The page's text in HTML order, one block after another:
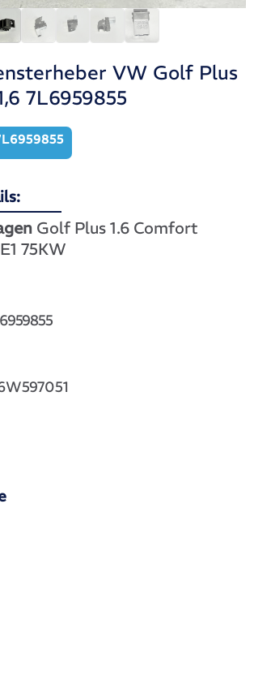
VW Golf Plus
7L6959855
Golf Plus 1.6 Comfort
75KW